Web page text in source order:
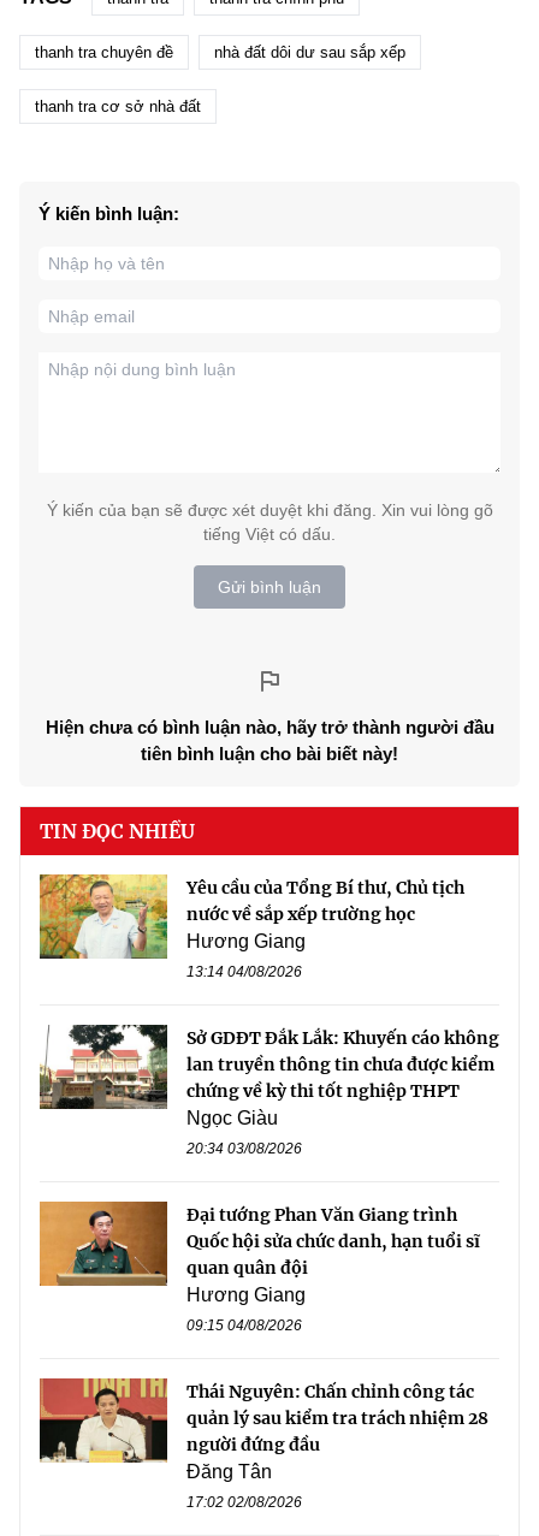
thanh tra chuyên đề nhà đất dôi dư sau sắp xếp
thanh tra cơ sở nhà đất
Ý kiến bình luận:
Ý kiến của bạn sẽ được xét duyệt khi đăng. Xin vui lòng gõ
tiếng Việt có dấu.
Gửi bình luận
Hiện chưa có bình luận nào, hãy trở thành người đầu
tiên bình luận cho bài biết này!
TIN ĐỌC NHIỀU
Yêu cầu của Tổng Bí thư, Chủ tịch
nước về sắp xếp trường học
Hương Giang
13:14 04/08/2026
Sở GDĐT Đắk Lắk: Khuyến cáo không
lan truyền thông tin chưa được kiểm
chứng về kỳ thi tốt nghiệp THPT
Ngọc Giàu
20:34 03/08/2026
Đại tướng Phan Văn Giang trình
Quốc hội sửa chức danh, hạn tuổi sĩ
quan quân đội
Hương Giang
09:15 04/08/2026
Thái Nguyên: Chấn chỉnh công tác
quản lý sau kiểm tra trách nhiệm 28
người đứng đầu
Đăng Tân
17:02 02/08/2026